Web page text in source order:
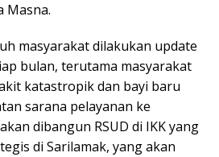
Masna.
masyarakat dilakukan update
bulan, terutama masyarakat
katastropik dan bayi baru
sarana pelayanan ke
dibangun RSUD di IKK yang
di Sarilamak, yang akan